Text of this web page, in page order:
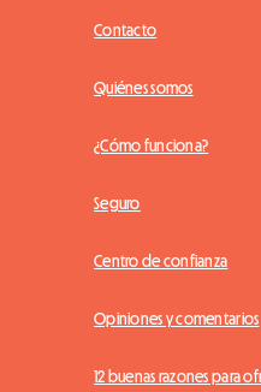
Contacto
Quiénes somos
¿Cómo funciona?
Seguro
Centro de confianza
Opiniones y comentarios
12 buenas razones para